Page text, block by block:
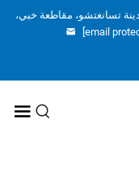
تسانغتشو، مقاطعة خبي،
[email